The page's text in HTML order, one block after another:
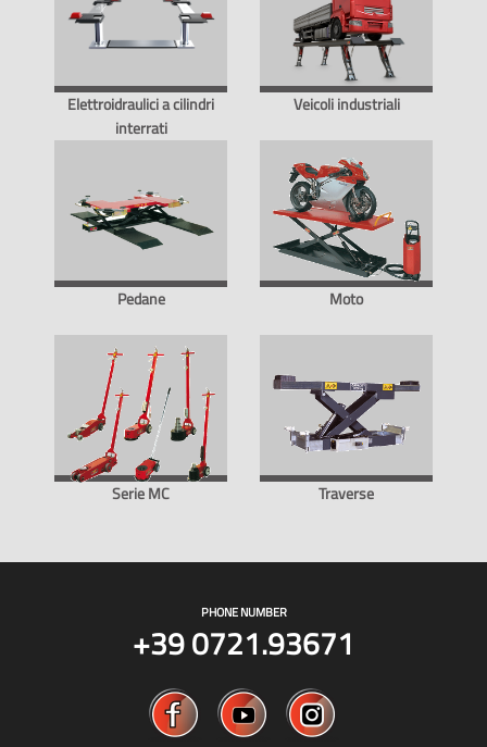
Elettroidraulici a cilindri
interrati
Veicoli industriali
Pedane Moto
Serie MC Traverse
PHONE NUMBER
+39 0721.93671